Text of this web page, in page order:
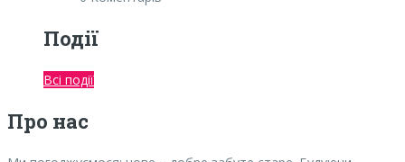
Події
Всі події
Про нас